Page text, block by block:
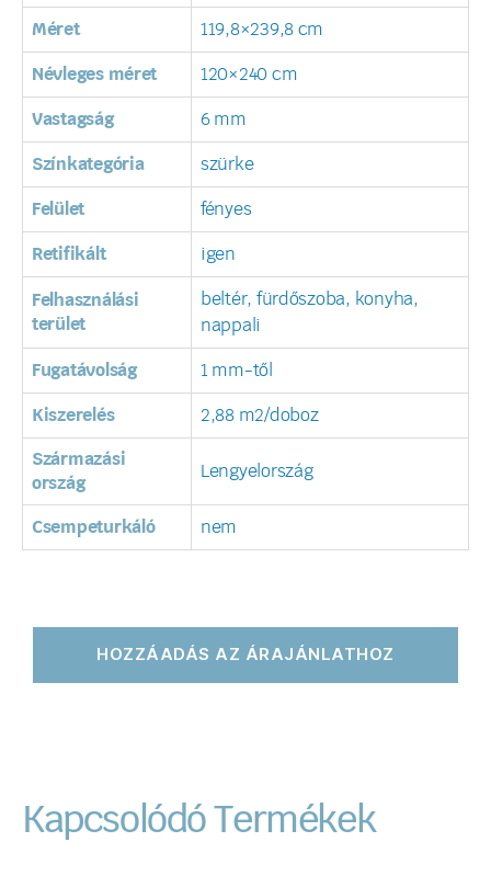
Méret 119,8×239,8 cm
Névleges méret 120×240 cm
Vastagság 6 mm
Színkategória szürke
Felület fényes
Retifikált igen
Felhasználási
terület
beltér, fürdőszoba, konyha,
nappali
Fugatávolság 1 mm-től
Kiszerelés 2,88 m2/doboz
Származási
ország
Lengyelország
Csempeturkáló nem
HOZZÁADÁS AZ ÁRAJÁNLATHOZ
Kapcsolódó Termékek